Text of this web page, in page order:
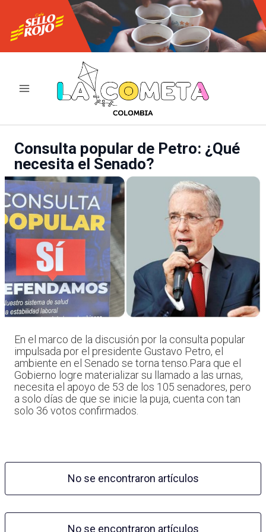
contenido
Consulta popular de Petro: ¿Qué
necesita el Senado?
En el marco de la discusión por la consulta popular
impulsada por el presidente Gustavo Petro, el
ambiente en el Senado se torna tenso.Para que el
Gobierno logre materializar su llamado a las urnas,
necesita el apoyo de 53 de los 105 senadores, pero
a solo días de que se inicie la puja, cuenta con tan
solo 36 votos confirmados.
No se encontraron artículos
No se encontraron artículos